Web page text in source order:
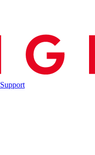
Support